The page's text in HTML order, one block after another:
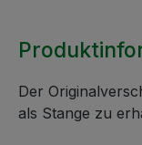
Der
als Stange zu